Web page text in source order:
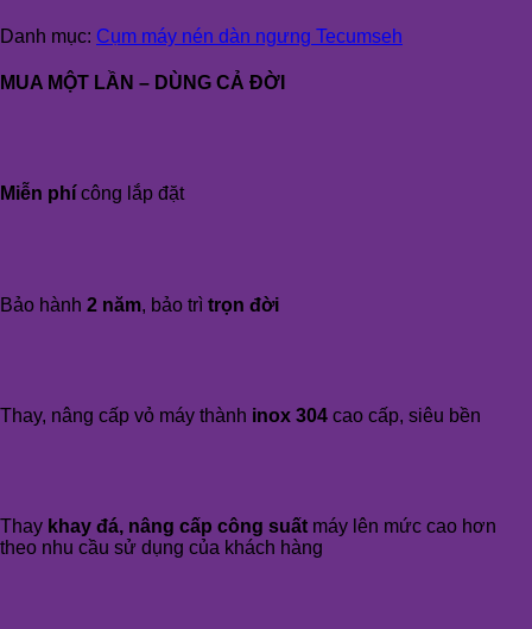
Danh mục: Cụm máy nén dàn ngưng Tecumseh
MUA MỘT LẦN – DÙNG CẢ ĐỜI
Miễn phí công lắp đặt
Bảo hành 2 năm, bảo trì trọn đời
Thay, nâng cấp vỏ máy thành inox 304 cao cấp, siêu bền
Thay khay đá, nâng cấp công suất máy lên mức cao hơn
theo nhu cầu sử dụng của khách hàng